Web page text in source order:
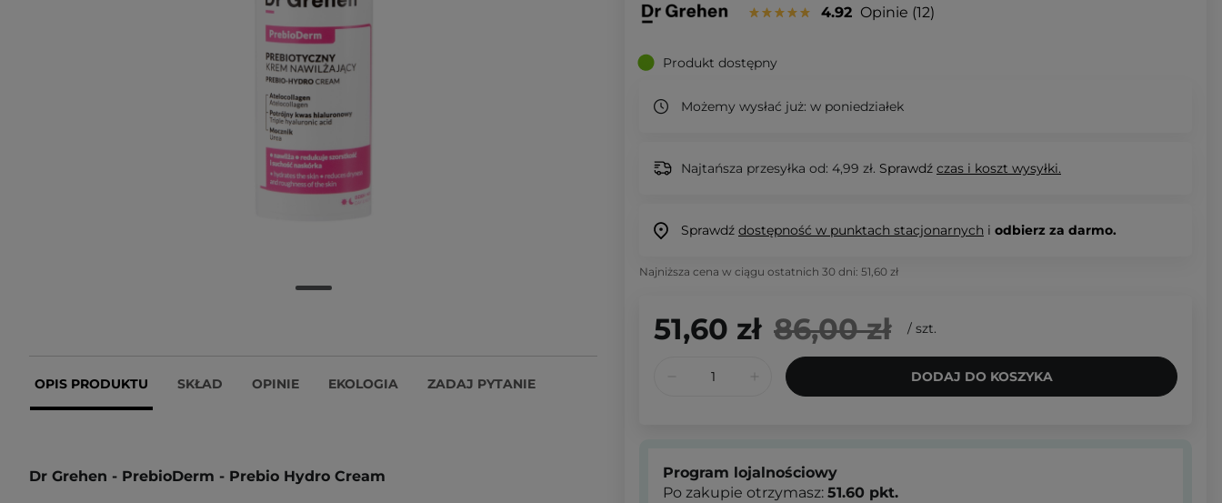
OPIS PRODUKTU SKŁAD OPINIE EKOLOGIA ZADAJ PYTANIE
Dr Grehen - PrebioDerm - Prebio Hydro Cream
4.92 Opinie 12
Produkt dostępny
Możemy wysłać już: w poniedziałek
Najtańsza przesyłka od: 4,99 zł. Sprawdź czas i koszt wysyłki.
Sprawdź dostępność w punktach stacjonarnych i odbierz za darmo.
Najniższa cena w ciągu ostatnich 30 dni: 51,60 zł
51,60 zł 86,00 zł / szt.
DODAJ DO KOSZYKA
Program lojalnościowy
Po zakupie otrzymasz: 51.60 pkt.